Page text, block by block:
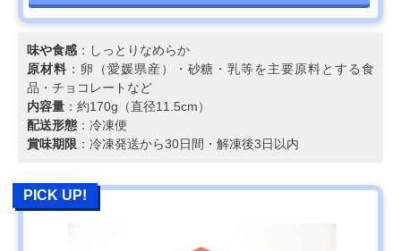
味や食感 ：しっとりなめらか
原材料 ：卵（愛媛県産）・砂糖・乳等を主要原料とする食
品・チョコレートなど
内容量 ：約170g（直径11.5cm）
配送形態 ：冷凍便
賞味期限 ：冷凍発送から30日間・解凍後3日以内
PICK UP!